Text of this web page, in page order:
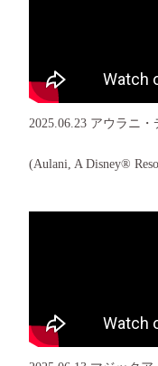
2025.06.23 アウラニ
(Aulani, A Disney®